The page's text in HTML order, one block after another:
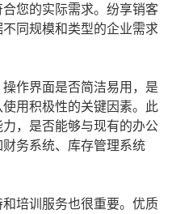
您的实际需求。纷享销客
同规模和类型的企业需求
作界面是否简洁易用，是
用积极性的关键因素。此
，是否能够与现有的办公
务系统、库存管理系统
培训服务也很重要。优质